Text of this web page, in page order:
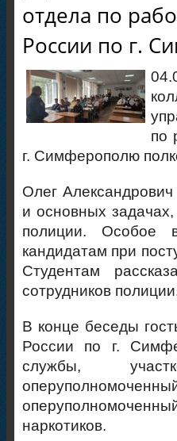
отдела по
России по г.
по
г. Симферополю
Олег
и основных
полиции. Особое
кандидатам при
Студентам
сотрудников
В конце беседы
России по г.
службы,
наркотиков.